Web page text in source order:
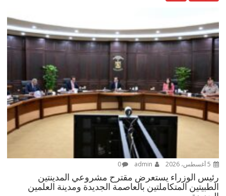
0
رئيس الوزراء يستعرض مقترح مشروعي المدينتين
الطبيتين المتكاملتين بالعاصمة الجديدة ومدينة العلمين